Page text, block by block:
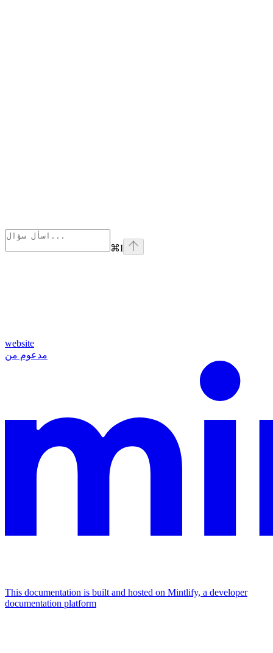
⌘I
website
مدعوم من
This documentation is built and hosted on Mintlify, a developer
documentation platform